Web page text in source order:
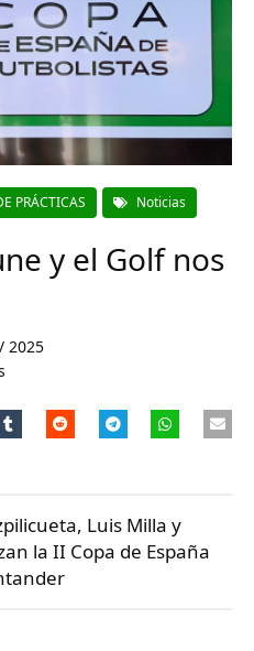
PRÁCTICAS Noticias
y el Golf nos
2025
Luis Milla y
la II Copa de España